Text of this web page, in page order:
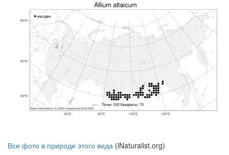
Все фото в природе этого вида (iNaturalist.org)